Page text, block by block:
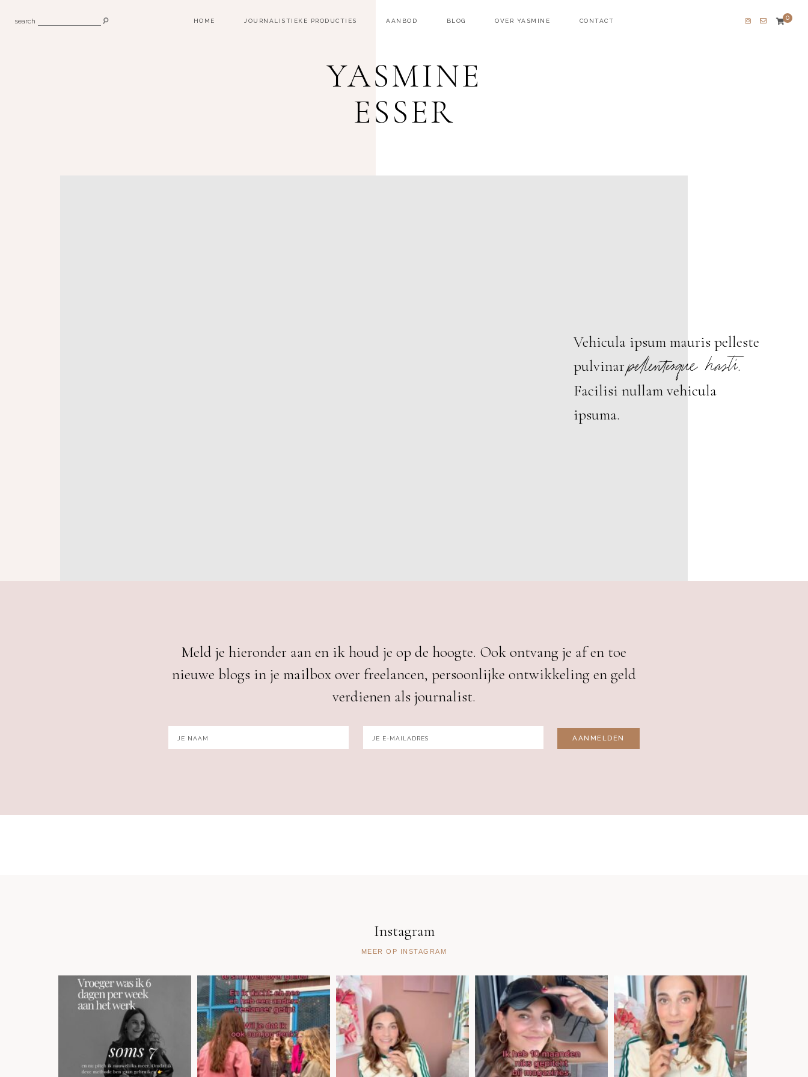
search HOME JOURNALISTIEKE PRODUCTIES AANBOD BLOG OVER YASMINE CONTACT 0
YASMINE
ESSER
Vehicula ipsum mauris pelleste
pulvinarpellentesque hasti.
Facilisi nullam vehicula
ipsuma.
Meld je hieronder aan en ik houd je op de hoogte. Ook ontvang je af en toe
nieuwe blogs in je mailbox over freelancen, persoonlijke ontwikkeling en geld
verdienen als journalist.
Instagram
MEER OP INSTAGRAM